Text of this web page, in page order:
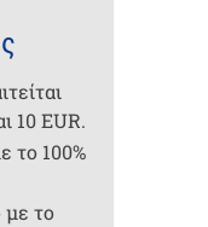
10 EUR.
το 100%
με το